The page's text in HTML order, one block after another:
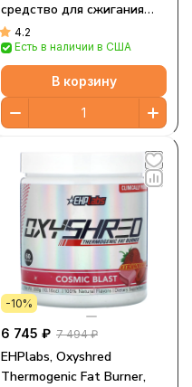
средство для сжигания
жира, кислые жуткие
насекомые, 284 г (10,02
унции)
4.2
Есть в наличии в США
В корзину
-10%
6 745 ₽ 7 494 ₽
EHPlabs, Oxyshred
Thermogenic Fat Burner,